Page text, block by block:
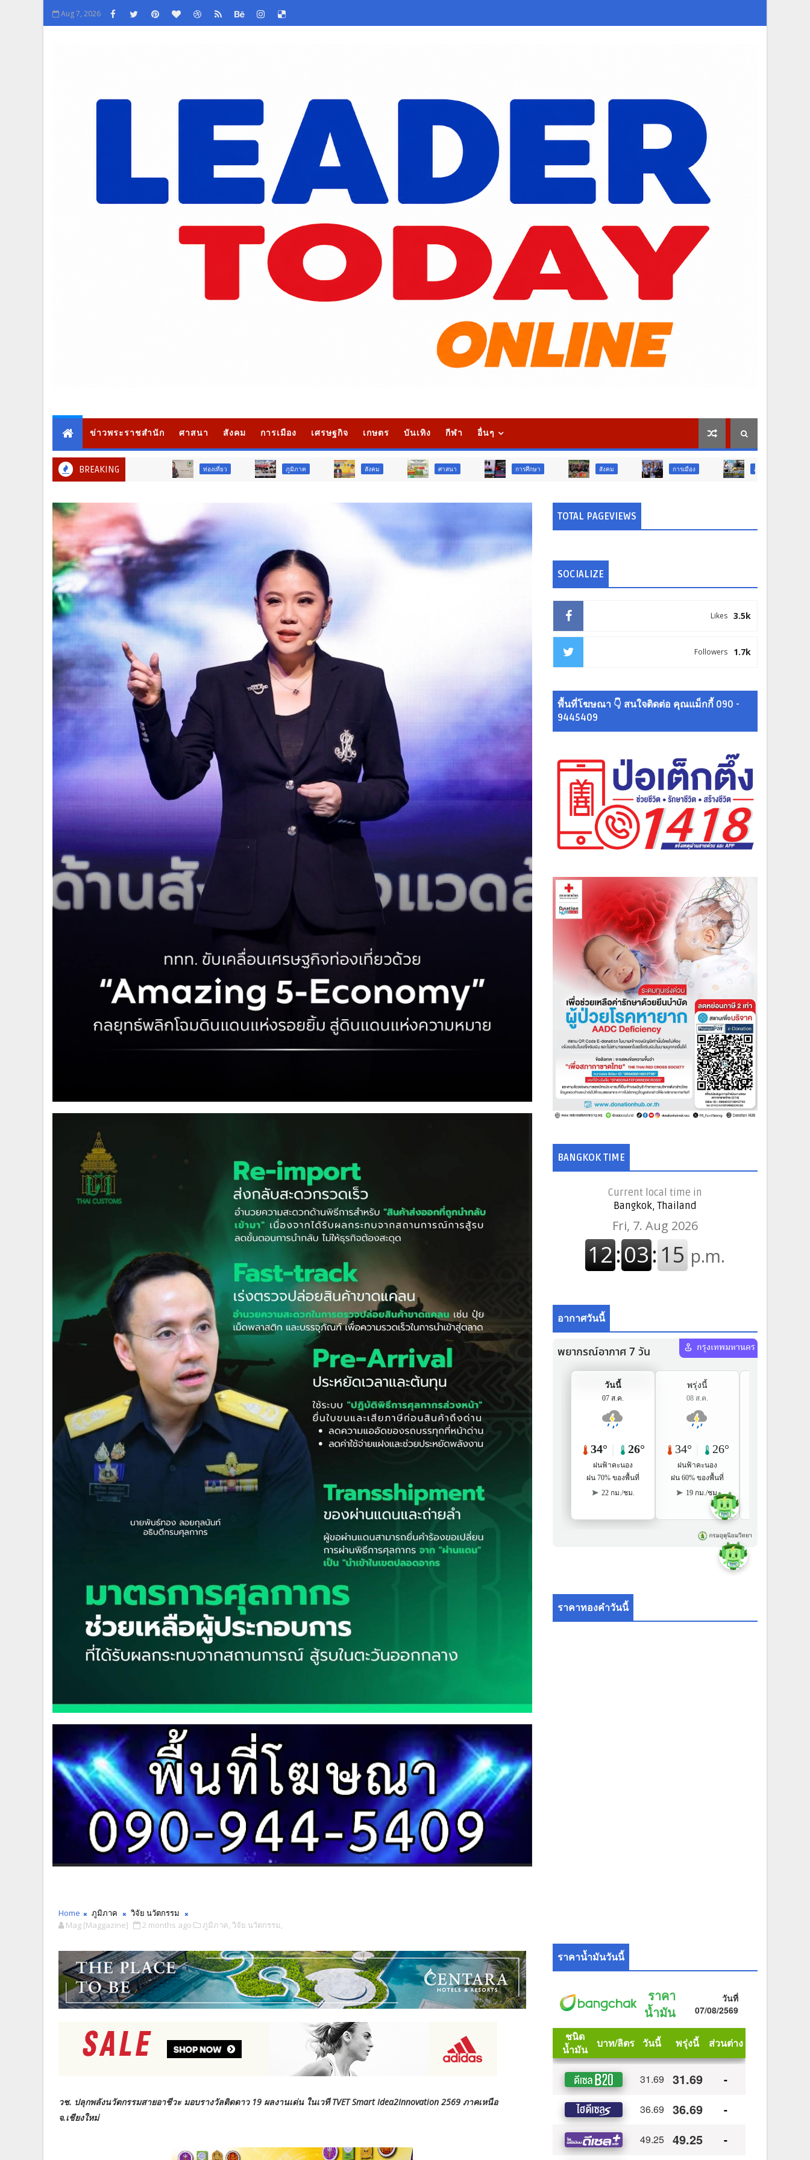
Aug 7, 2026
ข่าวพระราชสำนัก ศาสนา สังคม การเมือง เศรษฐกิจ เกษตร บันเทิง กีฬา อื่นๆ
BREAKING ภูมิภาค สังคม ศาสนา การศึกษา สังคม การเมือง ภูมิภาค
Home ภูมิภาค
วิจัย นวัตกรรม
Mag [Maggazine]
2 months ago ภูมิภาค, วิจัย นวัตกรรม,
วช. ปลุกพลังนวัตกรรมสายอาชีวะ มอบรางวัลติดดาว 19 ผลงานเด่น ในเวที TVET Smart Idea2Innovation 2569 ภาคเหนือ
จ.เชียงใหม่
TOTAL PAGEVIEWS
SOCIALIZE
3.5k
Likes
1.7k
Followers
พื้นที่โฆษณา 👇 สนใจติดต่อ คุณแม็กกี้ 090 -
9445409
BANGKOK TIME
Current local time in
Bangkok, Thailand
อากาศวันนี้
ราคาทองคำวันนี้
ราคาน้ำมันวันนี้